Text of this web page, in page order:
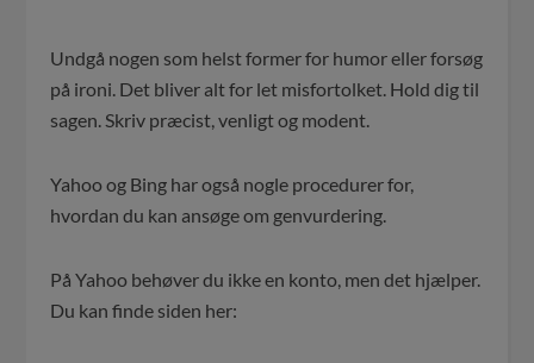
Undgå nogen som helst former for humor eller forsøg
på ironi. Det bliver alt for let misfortolket. Hold dig til
sagen. Skriv præcist, venligt og modent.
Yahoo og Bing har også nogle procedurer for,
hvordan du kan ansøge om genvurdering.
På Yahoo behøver du ikke en konto, men det hjælper.
Du kan finde siden her: